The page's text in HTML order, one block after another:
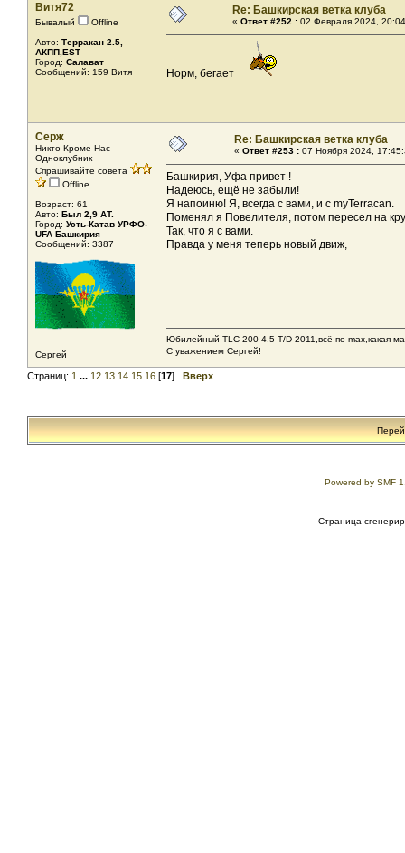
Витя72
Бывалый
Offline
Авто: Терракан 2.5,
АКПП,EST
Город: Салават
Сообщений: 159 Витя
Re: Башкирская ветка клуба
« Ответ #252 : 02 Февраля 2024,
Норм, бегает
Серж
Никто Кроме Нас
Одноклубник
Спрашивайте совета
Offline
Возраст: 61
Авто: Был 2,9 АТ.
Город: Усть-Катав УРФО-
UFA Башкирия
Сообщений: 3387
Сергей
Re: Башкирская ветка клуба
« Ответ #253 : 07 Ноября 2024,
Башкирия, Уфа привет !
Надеюсь, ещё не забыли!
Я напоиню! Я, всегда с вами, и с myTerracan.
Поменял я Повелителя, потом пересел на
Так, что я с вами.
Правда у меня теперь новый движ,
Юбилейный TLC 200 4.5 T/D 2011,всё по max,какая
С уважением Сергей!
Страниц: 1 ... 12 13 14 15 16 [17] Вверх
Powered by SMF
Страница